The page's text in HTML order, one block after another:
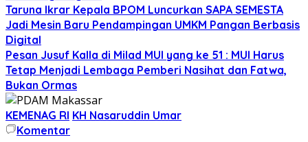
Taruna Ikrar Kepala BPOM Luncurkan SAPA SEMESTA
Jadi Mesin Baru Pendampingan UMKM Pangan Berbasis
Digital
Pesan Jusuf Kalla di Milad MUI yang ke 51 : MUI Harus
Tetap Menjadi Lembaga Pemberi Nasihat dan Fatwa,
Bukan Ormas
KEMENAG RI KH Nasaruddin Umar
Komentar